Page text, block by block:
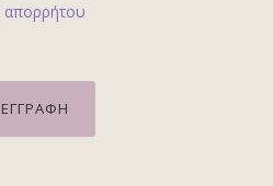
απορρήτου